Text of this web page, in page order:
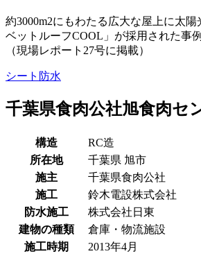
約3000m2にもわたる広大な屋上に太陽
ベットルーフCOOL」が採用された事例
（現場レポート27号に掲載）
シート防水
千葉県食肉公社旭食肉セ
構造
RC造
所在地
千葉県 旭市
施主
千葉県食肉公社
施工
鈴木電設株式会社
防水施工
株式会社日東
建物の種類
倉庫・物流施設
施工時期
2013年4月